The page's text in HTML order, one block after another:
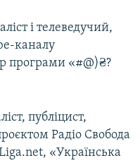
і телеведучий,
каналу
програми «#@)₴?
публіцист,
Радіо Свобода
«Українська